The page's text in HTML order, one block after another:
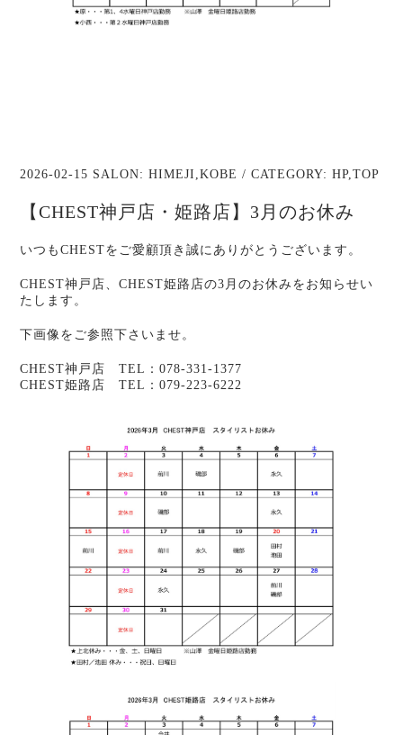
2026-02-15 SALON:HIMEJI ,KOBE / CATEGORY:HP,TOP
【CHEST神戸店・姫路店】3月のお休み
いつもCHESTをご愛顧頂き誠にありがとうございます。
CHEST神戸店、CHEST姫路店の3月のお休みをお知らせい
たします。
下画像をご参照下さいませ。
CHEST神戸店 TEL：078-331-1377
CHEST姫路店 TEL：079-223-6222